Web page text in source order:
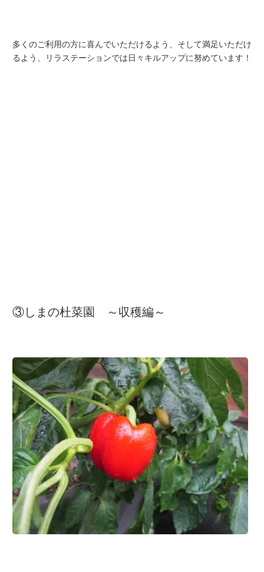
多くのご利用の方に喜んでいただけるよう、そして満足いただけ
るよう、リラステーションでは日々キルアップに努めています！
③しまの杜菜園 ～収穫編～